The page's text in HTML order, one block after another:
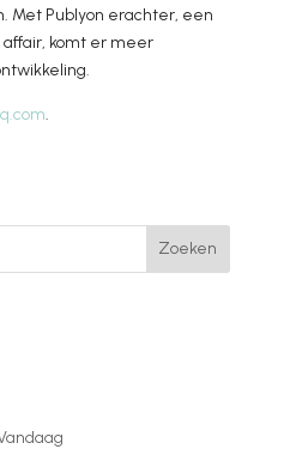
Met Publyon erachter, een
komt er meer
.
Zoeken